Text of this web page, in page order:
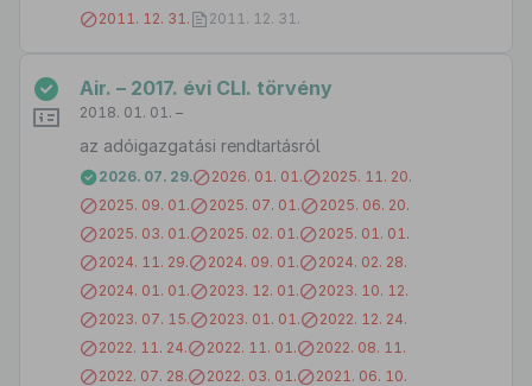
2011. 12. 31.
2011. 12. 31.
Air. – 2017. évi CLI. törvény
2018. 01. 01. –
az adóigazgatási rendtartásról
2026. 07. 29. 2026. 01. 01.
2025. 11. 20.
2025. 09. 01.
2025. 07. 01.
2025. 06. 20.
2025. 03. 01.
2025. 02. 01.
2025. 01. 01.
2024. 11. 29.
2024. 09. 01.
2024. 02. 28.
2024. 01. 01.
2023. 12. 01.
2023. 10. 12.
2023. 07. 15.
2023. 01. 01.
2022. 12. 24.
2022. 11. 24.
2022. 11. 01.
2022. 08. 11.
2022. 07. 28.
2022. 03. 01.
2021. 06. 10.